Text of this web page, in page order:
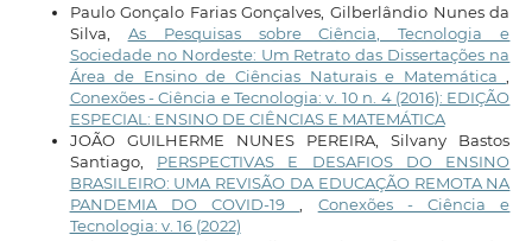
Paulo Gonçalo Farias Gonçalves, Gilberlândio Nunes da
Silva, As Pesquisas sobre Ciência, Tecnologia e
Sociedade no Nordeste: Um Retrato das Dissertações na
Área de Ensino de Ciências Naturais e Matemática
Conexões - Ciência e Tecnologia: v. 10 n. 4 (2016): EDIÇÃO
ESPECIAL: ENSINO DE CIÊNCIAS E MATEMÁTICA
JOÃO GUILHERME NUNES PEREIRA, Silvany Bastos
Santiago, PERSPECTIVAS E DESAFIOS DO ENSINO
BRASILEIRO: UMA REVISÃO DA EDUCAÇÃO REMOTA NA
PANDEMIA DO COVID-19
Conexões - Ciência e
Tecnologia: v. 16 (2022)